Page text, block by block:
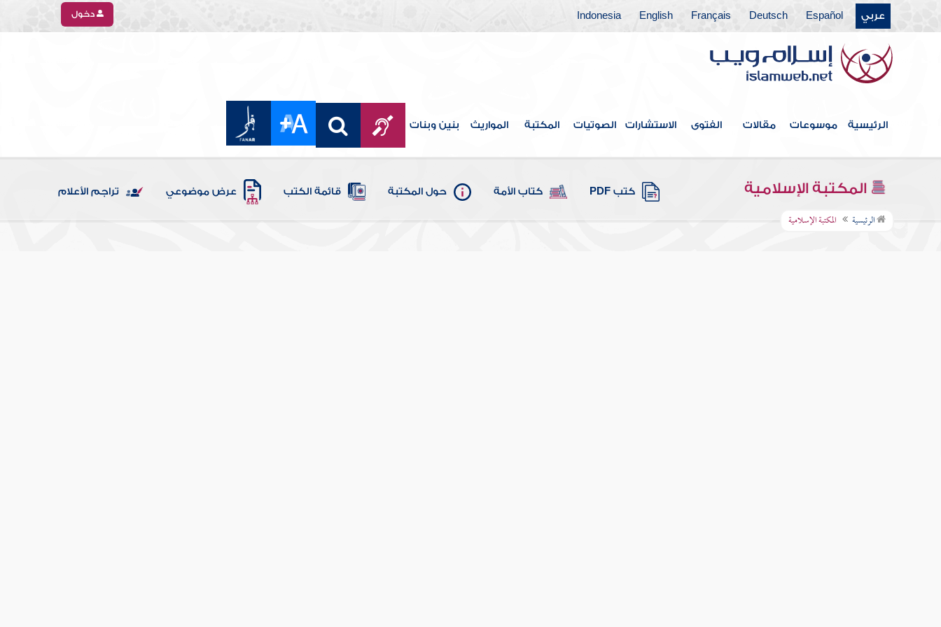
عربي Español
Deutsch
Français
English
Indonesia دخول
الرئيسية موسوعات مقالات الفتوى الاستشارات الصوتيات المكتبة المواريث بنين وبنات
المكتبة الإسلامية كتب PDF كتاب الأمة حول المكتبة قائمة الكتب عرض موضوعي تراجم الأعلام
الرئيسية المكتبة الإسلامية